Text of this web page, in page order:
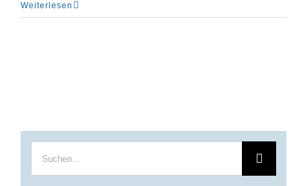
Weiterlesen
Suche
nach: